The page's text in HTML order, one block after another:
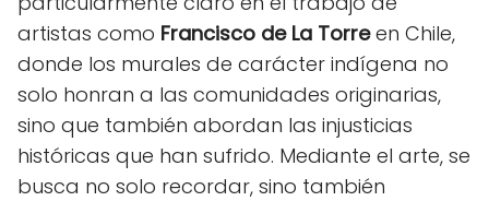
artistas como Francisco de La Torreen Chile,
donde los murales de carácter indígena no
solo honran a las comunidades originarias,
sino que también abordan las injusticias
históricas que han sufrido. Mediante el arte, se
busca no solo recordar, sino también